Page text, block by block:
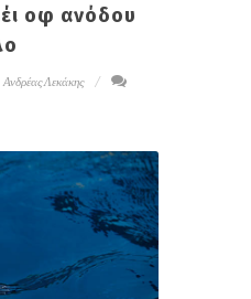
οφ ανόδου
Ανδρέας Λεκάκης